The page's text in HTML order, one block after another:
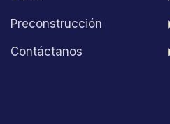
Preconstrucción
Contáctanos